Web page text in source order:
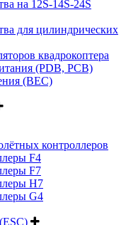
на 12S-14S-24S
для цилиндрических
квадрокоптера
(PDB, PCB)
(BEC)
контроллеров
F4
F7
H7
G4